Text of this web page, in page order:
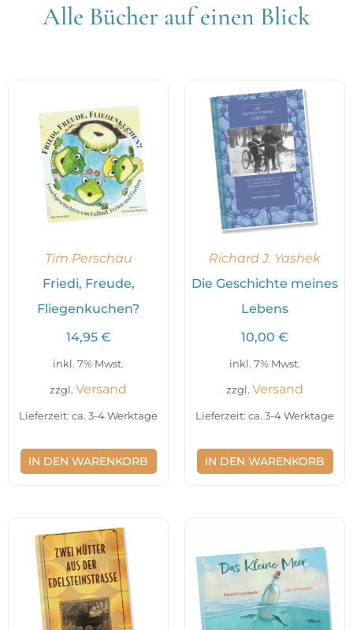
Alle Bücher auf einen Blick
Tim Perschau
Friedi, Freude,
Fliegenkuchen?
14,95 €
inkl. 7% Mwst.
zzgl. Versand
Lieferzeit: ca. 3-4 Werktage
IN DEN WARENKORB
Richard J. Yashek
Die Geschichte meines
Lebens
10,00 €
inkl. 7% Mwst.
zzgl. Versand
Lieferzeit: ca. 3-4 Werktage
IN DEN WARENKORB